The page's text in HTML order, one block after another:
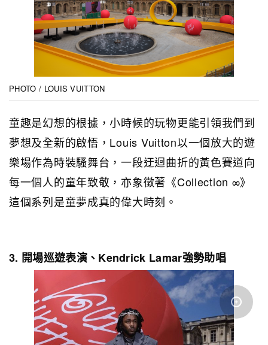
PHOTO / LOUIS VUITTON
童趣是幻想的根據，小時候的玩物更能引領我們到
夢想及全新的啟悟，Louis Vuitton以一個放大的遊
樂場作為時裝騷舞台，一段迂迴曲折的黃色賽道向
每一個人的童年致敬，亦象徵著《Collection ∞》
這個系列是童夢成真的偉大時刻。
3. 開場巡遊表演、Kendrick Lamar強勢助唱